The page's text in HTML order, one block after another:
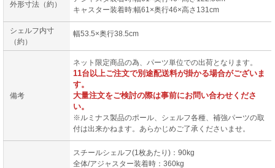
外形寸法（約）
キャスター装着時:幅61×奥行46×高さ131cm
シェルフ内寸
（約）
幅53.5×奥行38.5cm
備考
ネット限定商品の為、パーツ単位での出荷となります。
11台以上ご注文で別途配送料が掛かる場合がございま
す。
大量注文をご検討の際は事前にお問い合わせくださ
い。
※ルミナス製品のポール、シェルフ各種、補強パーツの取
付は出来かねます。あらかじめご了承くださいませ。
スチールシェルフ(1枚あたり)：90kg
全体/アジャスター装着時：360kg